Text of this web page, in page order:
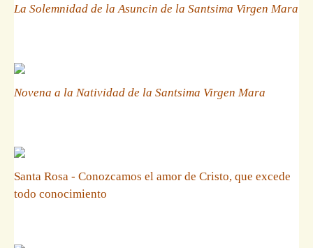
La Solemnidad de la Asuncin de la Santsima Virgen Mara
Novena a la Natividad de la Santsima Virgen Mara
Santa Rosa - Conozcamos el amor de Cristo, que excede
todo conocimiento